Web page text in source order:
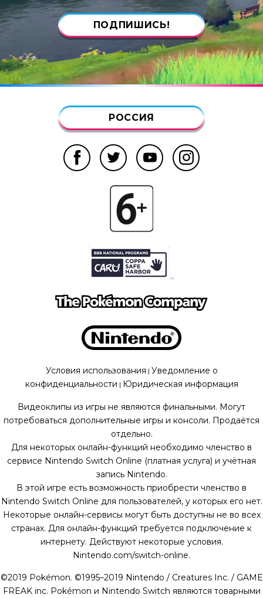
ПОДПИШИСЬ!
РОССИЯ
Условия использования | Уведомление о
конфиденциальности | Юридическая информация
Видеоклипы из игры не являются финальными. Могут
потребоваться дополнительные игры и консоли. Продаётся
отдельно.
Для некоторых онлайн-функций необходимо членство в
сервисе Nintendo Switch Online (платная услуга) и учётная
запись Nintendo.
В этой игре есть возможность приобрести членство в
Nintendo Switch Online для пользователей, у которых его нет.
Некоторые онлайн-сервисы могут быть доступны не во всех
странах. Для онлайн-функций требуется подключение к
интернету. Действуют некоторые условия.
Nintendo.com/switch-online.
©2019 Pokémon. ©1995–2019 Nintendo / Creatures Inc. / GAME
FREAK inc. Pokémon и Nintendo Switch являются товарными